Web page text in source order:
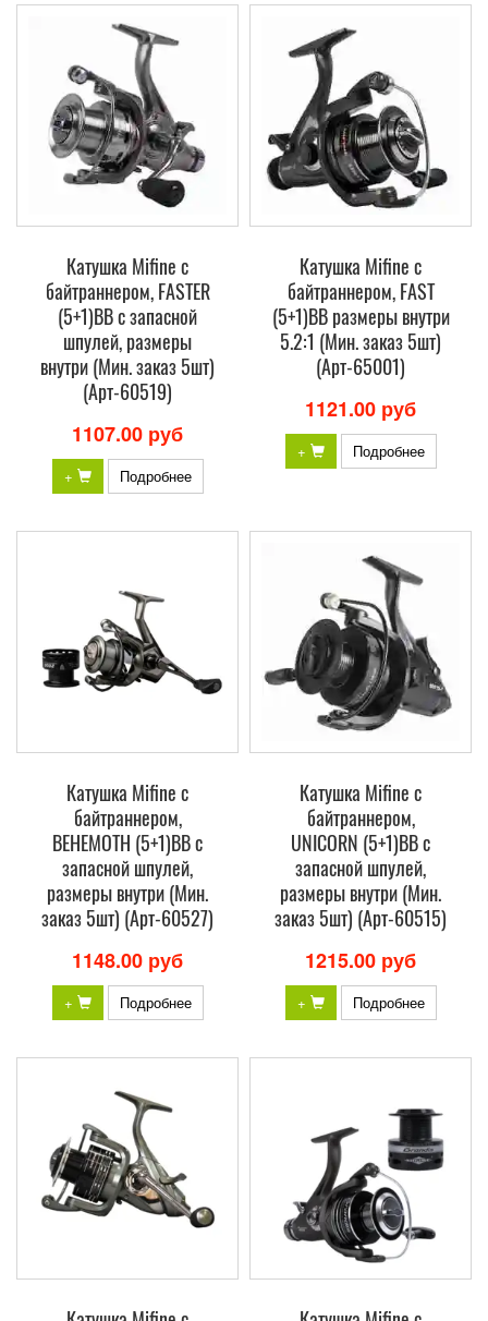
Катушка Mifine с
байтраннером, FASTER
(5+1)BB с запасной
шпулей, размеры
внутри (Мин. заказ 5шт)
(Арт-60519)
1107.00 руб
+ Подробнее
Катушка Mifine с
байтраннером, FAST
(5+1)BB размеры внутри
5.2:1 (Мин. заказ 5шт)
(Арт-65001)
1121.00 руб
+ Подробнее
Катушка Mifine с
байтраннером,
BEHEMOTH (5+1)BB с
запасной шпулей,
размеры внутри (Мин.
заказ 5шт) (Арт-60527)
1148.00 руб
+ Подробнее
Катушка Mifine с
байтраннером,
UNICORN (5+1)BB с
запасной шпулей,
размеры внутри (Мин.
заказ 5шт) (Арт-60515)
1215.00 руб
+ Подробнее